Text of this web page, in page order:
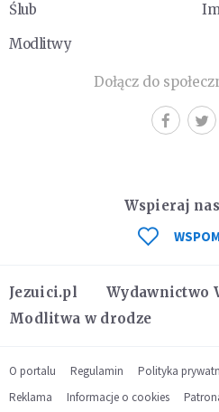
Ślub
Modlitwy
Dołącz do
Jezuici.pl Wydawnictwo
Modlitwa w drodze
Wspieraj
O portalu Regulamin Polityka
Reklama
Informacje o cookies